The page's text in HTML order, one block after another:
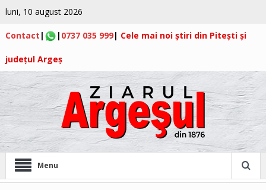
luni, 10 august 2026
Contact | | 0737 035 999| Cele mai noi știri din Pitești și
județul Argeș
Menu